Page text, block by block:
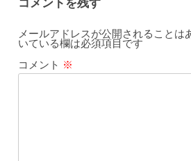
メールアドレスが公開されることは
いている欄は必須項目です
コメント ※